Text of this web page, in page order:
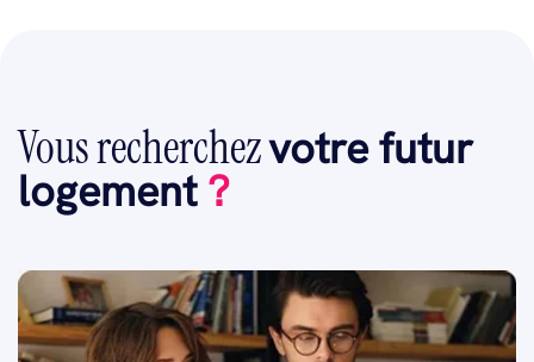
Vous recherchezvotre futur
logement?